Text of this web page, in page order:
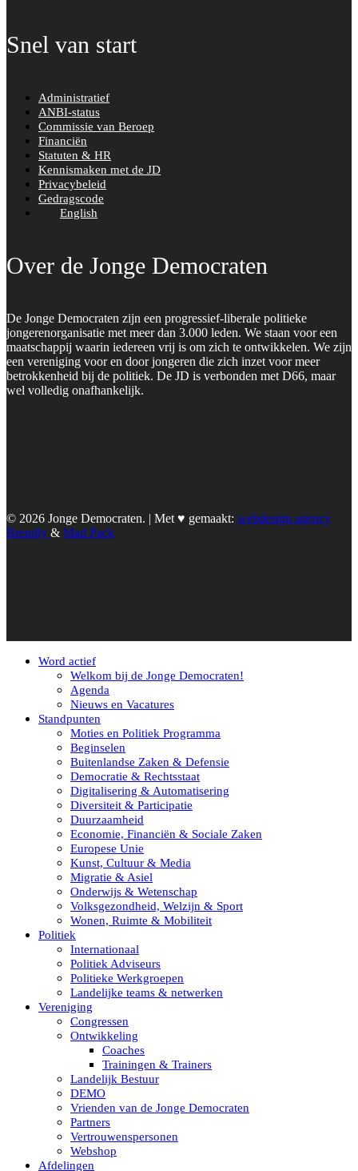
Snel van start
Administratief
ANBI-status
Commissie van Beroep
Financiën
Statuten & HR
Kennismaken met de JD
Privacybeleid
Gedragscode
English
Over de Jonge Democraten
De Jonge Democraten zijn een progressief-liberale politieke
jongerenorganisatie met meer dan 3.000 leden. We staan voor een
maatschappij waarin iedereen vrij is om zich te ontwikkelen. We zijn
een vereniging voor en door jongeren die zich inzet voor meer
betrokkenheid bij de politiek. De JD is verbonden met D66, maar
wel volledig onafhankelijk.
© 2026 Jonge Democraten. | Met ♥︎ gemaakt: webdesign agency
Brendly & Mad Pack
Word actief
Welkom bij de Jonge Democraten!
Agenda
Nieuws en Vacatures
Standpunten
Moties en Politiek Programma
Beginselen
Buitenlandse Zaken & Defensie
Democratie & Rechtsstaat
Digitalisering & Automatisering
Diversiteit & Participatie
Duurzaamheid
Economie, Financiën & Sociale Zaken
Europese Unie
Kunst, Cultuur & Media
Migratie & Asiel
Onderwijs & Wetenschap
Volksgezondheid, Welzijn & Sport
Wonen, Ruimte & Mobiliteit
Politiek
Internationaal
Politiek Adviseurs
Politieke Werkgroepen
Landelijke teams & netwerken
Vereniging
Congressen
Ontwikkeling
Coaches
Trainingen & Trainers
Landelijk Bestuur
DEMO
Vrienden van de Jonge Democraten
Partners
Vertrouwenspersonen
Webshop
Afdelingen